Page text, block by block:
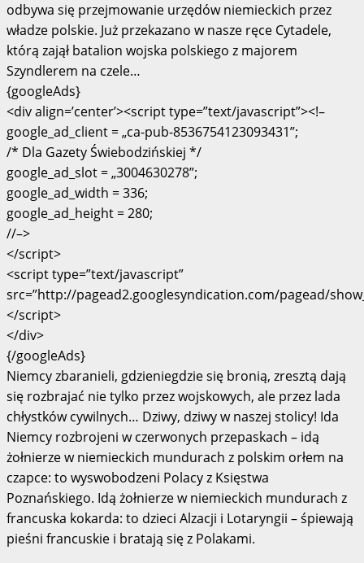
odbywa się przejmowanie urzędów niemieckich przez
władze polskie. Już przekazano w nasze ręce Cytadele,
którą zajął batalion wojska polskiego z majorem
Szyndlerem na czele…
{googleAds}
<div align=’center’><script type=”text/javascript”><!–
google_ad_client = „ca-pub-8536754123093431”;
/* Dla Gazety Świebodzińskiej */
google_ad_slot = „3004630278”;
google_ad_width = 336;
google_ad_height = 280;
//–>
</script>
<script type=”text/javascript”
src=”http://pagead2.googlesyndication.com/pagead/
</script>
</div>
{/googleAds}
Niemcy zbaranieli, gdzieniegdzie się bronią, zresztą dają
się rozbrajać nie tylko przez wojskowych, ale przez lada
chłystków cywilnych… Dziwy, dziwy w naszej stolicy! Ida
Niemcy rozbrojeni w czerwonych przepaskach – idą
żołnierze w niemieckich mundurach z polskim orłem na
czapce: to wyswobodzeni Polacy z Księstwa
Poznańskiego. Idą żołnierze w niemieckich mundurach z
francuska kokarda: to dzieci Alzacji i Lotaryngii – śpiewają
pieśni francuskie i bratają się z Polakami.